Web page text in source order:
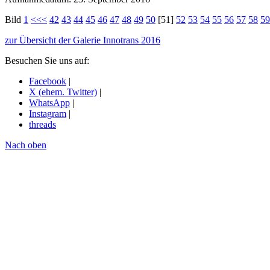
Bild 1 <<< 42 43 44 45 46 47 48 49 50 [51] 52 53 54 55 56 57 58 59
zur Übersicht der Galerie Innotrans 2016
Besuchen Sie uns auf:
Facebook |
X (ehem. Twitter) |
WhatsApp |
Instagram |
threads
Nach oben